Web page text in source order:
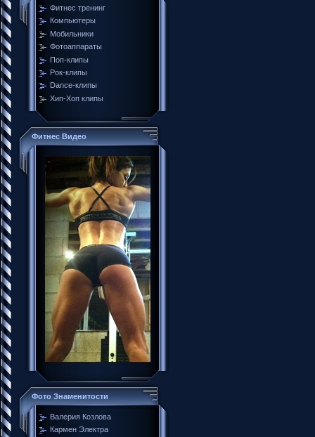
Фитнес тренинг
Компьютеры
Мобильники
Фотоаппараты
Поп-клипы
Рок-клипы
Dance-клипы
Хип-Хоп клипы
Фитнес Видео
Фото Знаменитости
Валерия Козлова
Кармен Электра